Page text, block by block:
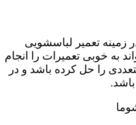
زمینه تعمیر لباسشویی
به خوبی تعمیرات را انجام
را حل کرده باشد و در